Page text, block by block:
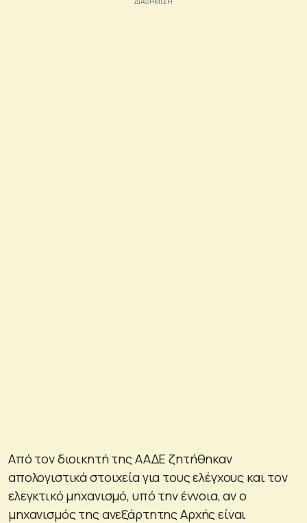
Από τον διοικητή της ΑΑΔΕ ζητήθηκαν
απολογιστικά στοιχεία για τους ελέγχους και τον
ελεγκτικό μηχανισμό, υπό την έννοια, αν ο
μηχανισμός της ανεξάρτητης Αρχής είναι